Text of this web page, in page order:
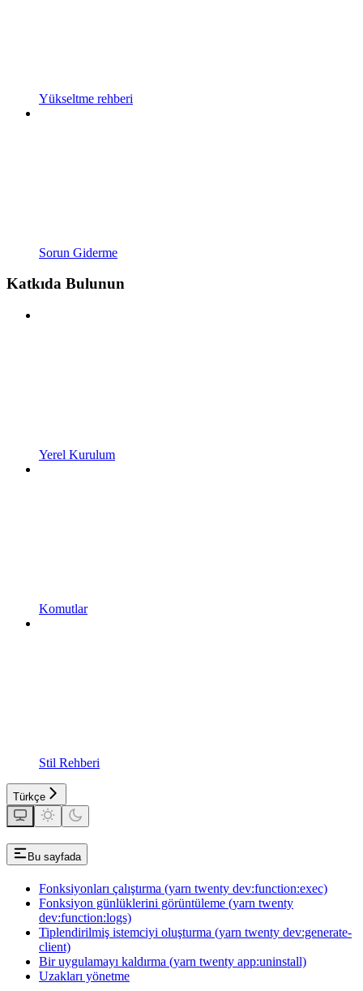
Yükseltme rehberi
Sorun Giderme
Katkıda Bulunun
Yerel Kurulum
Komutlar
Stil Rehberi
Türkçe
Bu sayfada
Fonksiyonları çalıştırma (yarn twenty dev:function:exec)
Fonksiyon günlüklerini görüntüleme (yarn twenty
dev:function:logs)
Tiplendirilmiş istemciyi oluşturma (yarn twenty dev:generate-
client)
Bir uygulamayı kaldırma (yarn twenty app:uninstall)
Uzakları yönetme